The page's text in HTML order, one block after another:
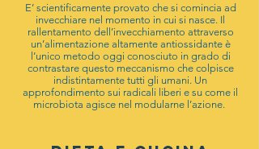
E’ scientificamente provato che si comincia ad
invecchiare nel momento in cui si nasce. Il
rallentamento dell’invecchiamento attraverso
un’alimentazione altamente antiossidante è
l’unico metodo oggi conosciuto in grado di
contrastare questo meccanismo che colpisce
indistintamente tutti gli umani. Un
approfondimento sui radicali liberi e su come il
microbiota agisce nel modularne l’azione.